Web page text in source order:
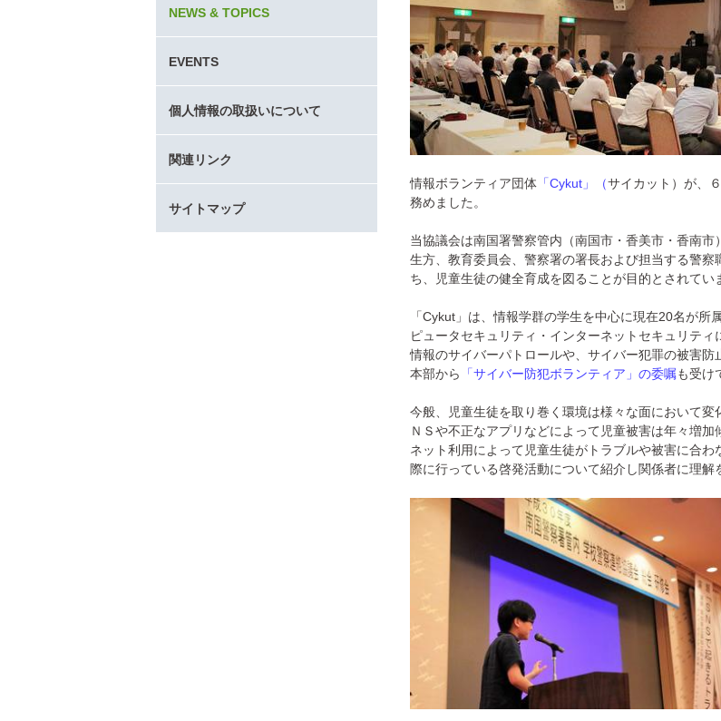
情報ボランティア団体 「Cykut」（サイカット）が、
務めました。
当協議会は南国署警察管内（南国市・香美市・香南
生方、教育委員会、警察署の署長および担当する警
ち、児童生徒の健全育成を図ることが目的とされてい
「Cykut」は、情報学群の学生を中心に現在20名が所
ピュータセキュリティ・インターネットセキュリテ
情報のサイバーパトロールや、サイバー犯罪の被害
本部から
「サイバー防犯ボランティア」の委嘱も受け
今般、児童生徒を取り巻く環境は様々な面において
ＮＳや不正なアプリなどによって児童被害は年々増
ネット利用によって児童生徒がトラブルや被害に合
際に行っている啓発活動について紹介し関係者に理解
NEWS & TOPICS
EVENTS
個人情報の取扱いについて
関連リンク
サイトマップ